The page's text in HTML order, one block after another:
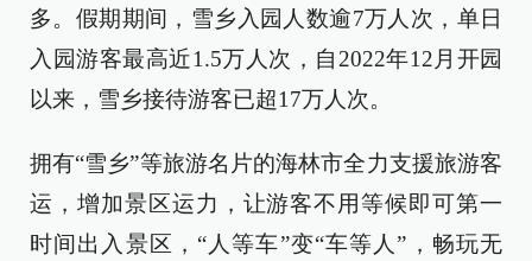
多。假期期间，雪乡入园人数逾7万人次，单日
入园游客最高近1.5万人次，自2022年12月开园
以来，雪乡接待游客已超17万人次。
拥有“雪乡”等旅游名片的海林市全力支援旅游客
运，增加景区运力，让游客不用等候即可第一
时间出入景区，“人等车”变“车等人”，畅玩无